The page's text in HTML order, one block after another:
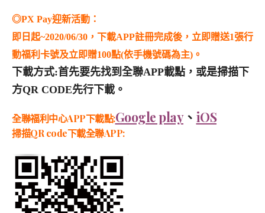
◎PX Pay迎新活動：
即日起~2020/06/30，下載APP註冊完成後，立即贈送1張行
動福利卡號及立即贈100點(依手機號碼為主)。
下載方式:首先要先找到全聯APP載點，或是掃描下
方QR CODE先行下載。
全聯福利中心APP下載點:Google play、 iOS
掃描QR code下載全聯APP: